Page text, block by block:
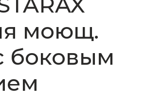
моющ.
боковым